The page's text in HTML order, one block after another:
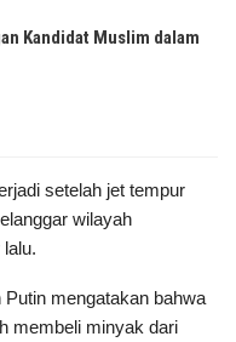
Kandidat Muslim dalam
setelah jet tempur
wilayah
mengatakan bahwa
membeli minyak dari